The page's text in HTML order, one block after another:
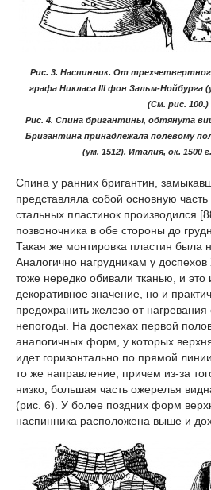
Рис. 3. Наспинник. От
графа Никласа III фон Зальм-Нойбурга
(См. рис. 100.)
Рис. 4. Спина бригантины, обтянута
Бригантина принадлежала полевому
(ум. 1512). Италия, ок. 1500
Спина у ранних бригантин,
представляла собой основную
стальных пластинок производился
позвоночника в обе стороны до
Такая же монтировка пластин была
Аналогично нагрудникам у доспехов
тоже нередко обивали тканью, и это
декоративное значение, но и
предохранить железо от
непогоды. На доспехах первой
аналогичных форм, у которых
идет горизонтально по прямой
то же направление, причем из-за
низко, большая часть ожерелья
(рис. 6). У более поздних форм
наспинника расположена выше и